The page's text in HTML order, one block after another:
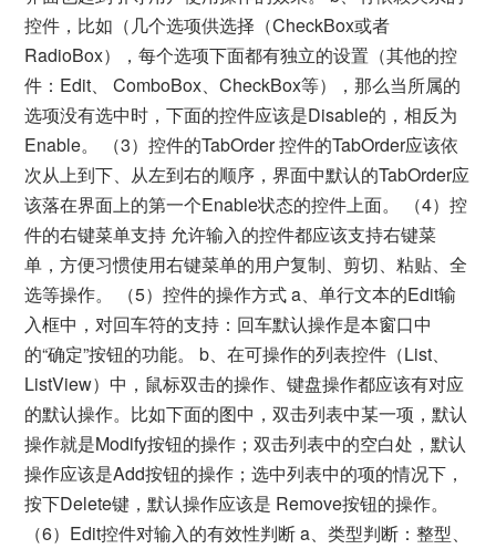
控件，比如（几个选项供选择（CheckBox或者
RadioBox），每个选项下面都有独立的设置（其他的控
件：Edit、 ComboBox、CheckBox等），那么当所属的
选项没有选中时，下面的控件应该是Disable的，相反为
Enable。 （3）控件的TabOrder 控件的TabOrder应该依
次从上到下、从左到右的顺序，界面中默认的TabOrder应
该落在界面上的第一个Enable状态的控件上面。 （4）控
件的右键菜单支持 允许输入的控件都应该支持右键菜
单，方便习惯使用右键菜单的用户复制、剪切、粘贴、全
选等操作。 （5）控件的操作方式 a、单行文本的Edit输
入框中，对回车符的支持：回车默认操作是本窗口中
的“确定”按钮的功能。 b、在可操作的列表控件（List、
ListView）中，鼠标双击的操作、键盘操作都应该有对应
的默认操作。比如下面的图中，双击列表中某一项，默认
操作就是Modify按钮的操作；双击列表中的空白处，默认
操作应该是Add按钮的操作；选中列表中的项的情况下，
按下Delete键，默认操作应该是 Remove按钮的操作。
（6）Edit控件对输入的有效性判断 a、类型判断：整型、